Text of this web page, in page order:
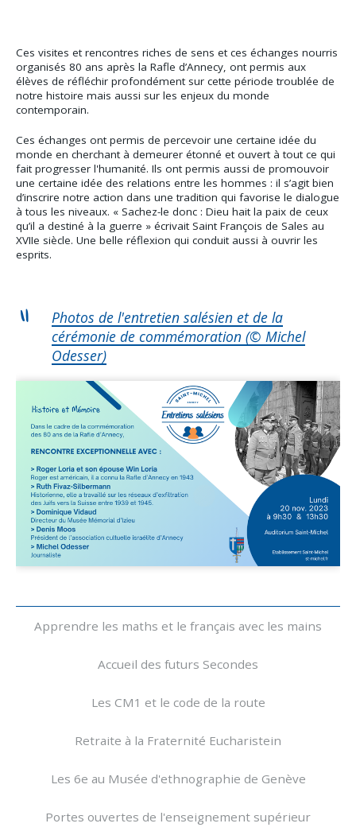
Ces visites et rencontres riches de sens et ces échanges nourris
organisés 80 ans après la Rafle d’Annecy, ont permis aux
élèves de réfléchir profondément sur cette période troublée de
notre histoire mais aussi sur les enjeux du monde
contemporain.
Ces échanges ont permis de percevoir une certaine idée du
monde en cherchant à demeurer étonné et ouvert à tout ce qui
fait progresser l'humanité. Ils ont permis aussi de promouvoir
une certaine idée des relations entre les hommes : il s’agit bien
d’inscrire notre action dans une tradition qui favorise le dialogue
à tous les niveaux. « Sachez-le donc : Dieu hait la paix de ceux
qu’il a destiné à la guerre » écrivait Saint François de Sales au
XVIIe siècle. Une belle réflexion qui conduit aussi à ouvrir les
esprits.
Photos de l'entretien salésien et de la
cérémonie de commémoration (© Michel
Odesser)
Navigation
Apprendre les maths et le français avec les mains
Accueil des futurs Secondes
Les CM1 et le code de la route
Retraite à la Fraternité Eucharistein
Les 6e au Musée d'ethnographie de Genève
Portes ouvertes de l'enseignement supérieur